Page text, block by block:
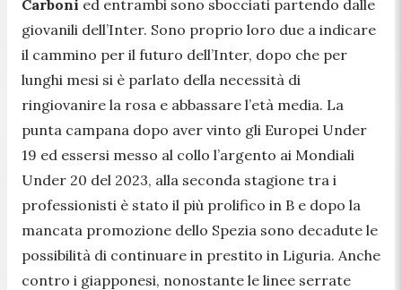
Carboni ed entrambi sono sbocciati partendo dalle
giovanili dell’Inter. Sono proprio loro due a indicare
il cammino per il futuro dell’Inter, dopo che per
lunghi mesi si è parlato della necessità di
ringiovanire la rosa e abbassare l’età media. La
punta campana dopo aver vinto gli Europei Under
19 ed essersi messo al collo l’argento ai Mondiali
Under 20 del 2023, alla seconda stagione tra i
professionisti è stato il più prolifico in B e dopo la
mancata promozione dello Spezia sono decadute le
possibilità di continuare in prestito in Liguria. Anche
contro i giapponesi, nonostante le linee serrate